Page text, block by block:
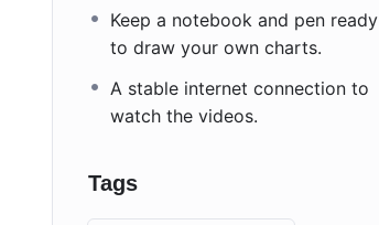
Keep a notebook and pen ready
to draw your own charts.
A stable internet connection to
watch the videos.
Tags